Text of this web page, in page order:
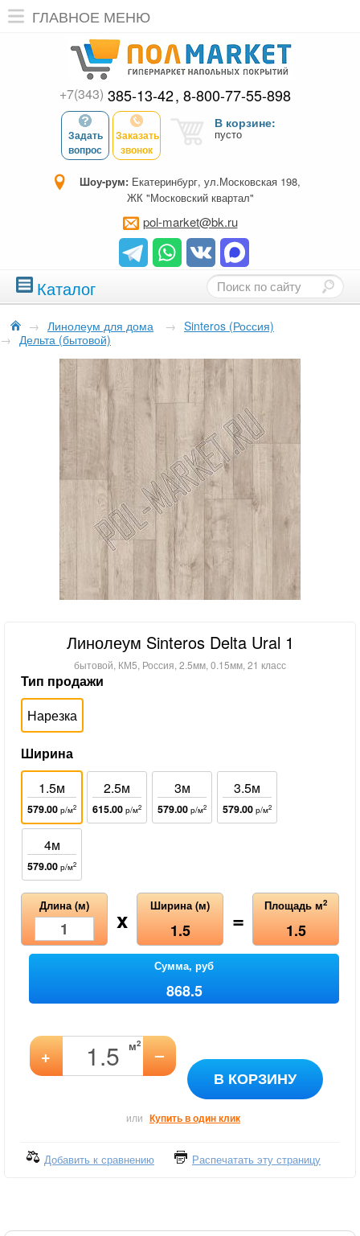
ГЛАВНОЕ МЕНЮ
+7(343) 385-13-42 8-800-77-55-898
Задать
вопрос
Заказать
звонок
В корзине:
пусто
Шоу-рум: Екатеринбург, ул.Московская 198,
ЖК "Московский квартал"
pol-market@bk.ru
Каталог
→ Линолеум для дома → Sinteros (Россия)
→ Дельта (бытовой)
Линолеум Sinteros Delta Ural 1
бытовой, КМ5, Россия, 2.5мм, 0.15мм, 21 класс
Тип продажи
Нарезка
Ширина
1.5м
579.00 р/м2
2.5м
615.00 р/м2
3м
579.00 р/м2
3.5м
579.00 р/м2
4м
579.00 р/м2
Длина (м) x Ширина (м)
1.5 = Площадь м2
1.5
Сумма, руб
868.5
+ м2 –
В КОРЗИНУ
или Купить в один клик
Добавить к сравнению Распечатать эту страницу